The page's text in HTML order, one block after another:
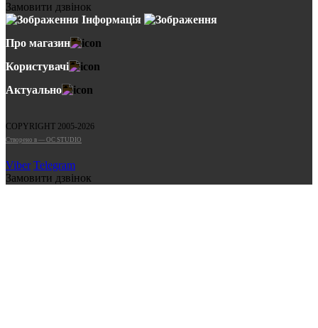
Замовити дзвінок
Інформація
Про магазин
Користувачі
Актуально
COPYRIGHT 2005-2026
Cтворено в — OC STUDIO
Viber Telegram
Замовити дзвінок